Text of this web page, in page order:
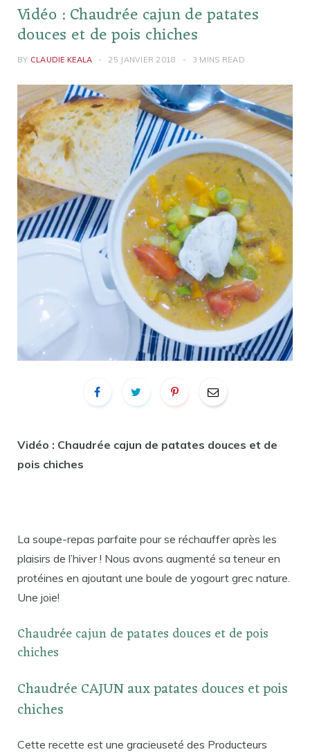
Vidéo : Chaudrée cajun de patates
douces et de pois chiches
BY CLAUDIE KEALA 25 JANVIER 2018 3 MINS READ
Vidéo : Chaudrée cajun de patates douces et de
pois chiches
La soupe-repas parfaite pour se réchauffer après les
plaisirs de l’hiver ! Nous avons augmenté sa teneur en
protéines en ajoutant une boule de yogourt grec nature.
Une joie!
Chaudrée cajun de patates douces et de pois
chiches
Chaudrée CAJUN aux patates douces et pois
chiches
Cette recette est une gracieuseté des Producteurs